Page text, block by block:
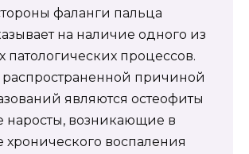
фаланги пальца
на наличие одного из
патологических процессов.
причиной
являются остеофиты
наросты, возникающие в
хронического воспаления